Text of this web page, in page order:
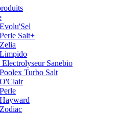
Salt+
Sanebio
Turbo Salt